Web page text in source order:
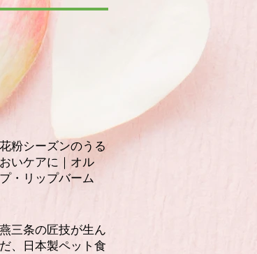
花粉シーズンのうる
おいケアに｜オル
プ・リップバーム
燕三条の匠技が生ん
だ、日本製ペット食